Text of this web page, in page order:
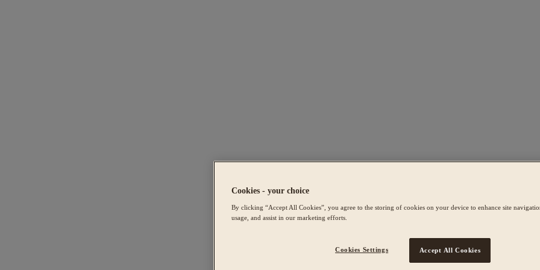
Cookies - your choice
By clicking “Accept All Cookies”, you agree to the storing of cookies on your device to enhance site
usage, and assist in our marketing efforts.
Cookies Settings Accept All Cookies